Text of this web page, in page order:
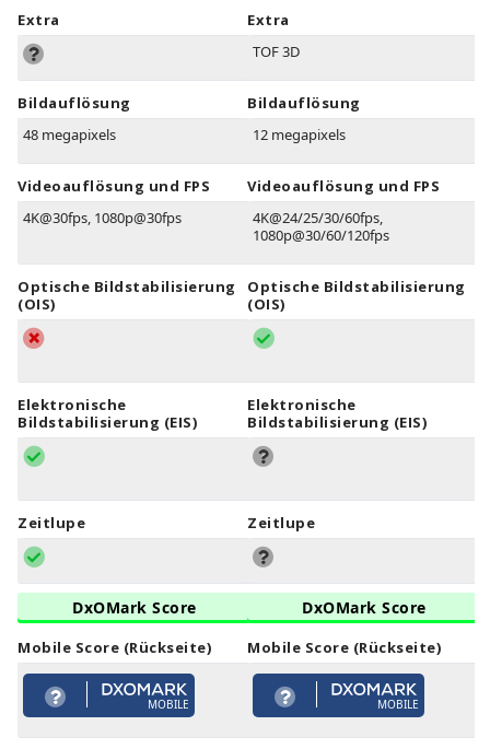
Extra
Bildauflösung
48 megapixels
Videoauflösung und FPS
4K@30fps, 1080p@30fps
Optische Bildstabilisierung
(OIS)
Elektronische
Bildstabilisierung (EIS)
Zeitlupe
DxOMark Score
Mobile Score (Rückseite)
MOBILE
Extra
TOF 3D
Bildauflösung
12 megapixels
Videoauflösung und FPS
4K@24/25/30/60fps,
1080p@30/60/120fps
Optische Bildstabilisierung
(OIS)
Elektronische
Bildstabilisierung (EIS)
Zeitlupe
DxOMark Score
Mobile Score (Rückseite)
MOBILE